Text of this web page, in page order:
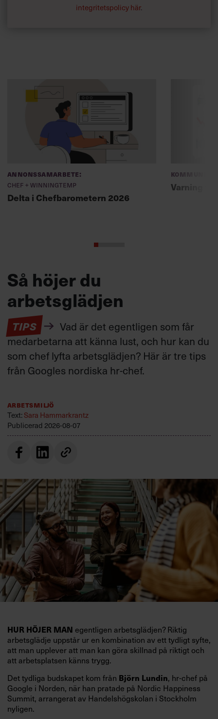
integritetspolicy här.
Annonssamarbete:
Chef + Winningtemp
Delta i Chefbarometern 2026
Varning
Så höjer du
arbetsglädjen
TIPS
Vad är det egentligen som får
medarbetarna att känna lust, och hur kan du
som chef lyfta arbetsglädjen? Här är tre tips
från Googles nordiska hr-chef.
Arbetsmiljö
Text:Sara Hammarkrantz
Publicerad 2026-08-07
HUR HÖJER MAN egentligen arbetsglädjen? Riktig
arbetsglädje uppstår ur en kombination av ett tydligt syfte,
att man upplever att man kan göra skillnad på riktigt och
att arbetsplatsen känns trygg.
Det tydliga budskapet kom från Björn Lundin, hr-chef på
Google i Norden, när han pratade på Nordic Happiness
Summit, arrangerat av Handelshögskolan i Stockholm
nyligen.